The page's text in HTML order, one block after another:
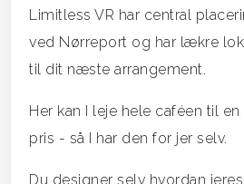
Limitless VR har central
ved Nørreport og har lækre
til dit næste arrangement.
Her kan I leje hele caféen til
pris - så I har den for jer selv.
Du designer selv hvordan